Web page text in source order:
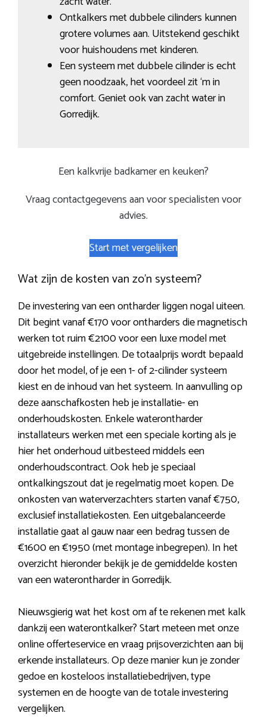
Ontkalkers met dubbele cilinders kunnen
grotere volumes aan. Uitstekend geschikt
voor huishoudens met kinderen.
Een systeem met dubbele cilinder is echt
geen noodzaak, het voordeel zit ‘m in
comfort. Geniet ook van zacht water in
Gorredijk.
Een kalkvrije badkamer en keuken?
Vraag contactgegevens aan voor specialisten voor
advies.
Start met vergelijken
Wat zijn de kosten van zo’n systeem?
De investering van een ontharder liggen nogal uiteen.
Dit begint vanaf €170 voor ontharders die magnetisch
werken tot ruim €2100 voor een luxe model met
uitgebreide instellingen. De totaalprijs wordt bepaald
door het model, of je een 1- of 2-cilinder systeem
kiest en de inhoud van het systeem. In aanvulling op
deze aanschafkosten heb je installatie- en
onderhoudskosten. Enkele waterontharder
installateurs werken met een speciale korting als je
hier het onderhoud uitbesteed middels een
onderhoudscontract. Ook heb je speciaal
ontkalkingszout dat je regelmatig moet kopen. De
onkosten van waterverzachters starten vanaf €750,
exclusief installatiekosten. Een uitgebalanceerde
installatie gaat al gauw naar een bedrag tussen de
€1600 en €1950 (met montage inbegrepen). In het
overzicht hieronder bekijk je de gemiddelde kosten
van een waterontharder in Gorredijk.
Nieuwsgierig wat het kost om af te rekenen met kalk
dankzij een waterontkalker? Start meteen met onze
online offerteservice en vraag prijsoverzichten aan bij
erkende installateurs. Op deze manier kun je zonder
gedoe en kosteloos installatiebedrijven, type
systemen en de hoogte van de totale investering
vergelijken.